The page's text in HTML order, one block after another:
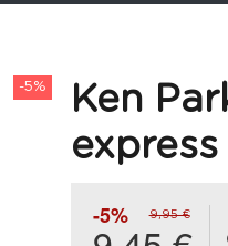
-5%
Ken
express
-5% 9,95 €